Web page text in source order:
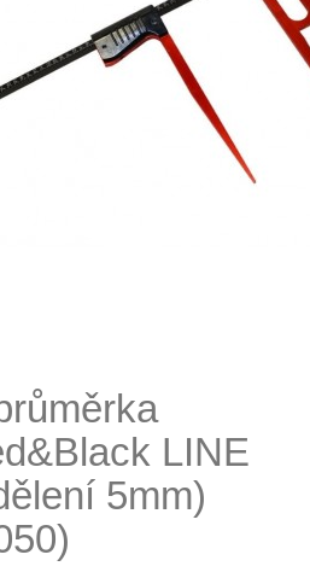
LINE
5mm)